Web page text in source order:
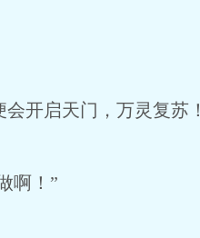
开启天门，万灵复苏！
啊！”